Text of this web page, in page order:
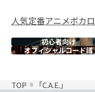
人気定番アニメボカロ
初心者向け
オフィシャルコード譜
TOP 「C.A.E.」